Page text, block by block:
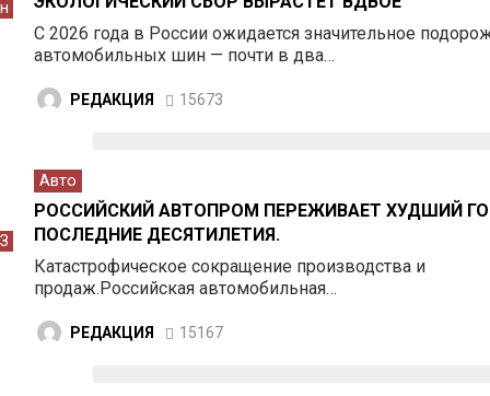
С 2026 года в России ожидается значительное
автомобильных шин — почти в два…
РЕДАКЦИЯ 15673
Авто
РОССИЙСКИЙ АВТОПРОМ ПЕРЕЖИВАЕТ ХУДШИЙ
ПОСЛЕДНИЕ ДЕСЯТИЛЕТИЯ.
Катастрофическое сокращение производства и
продаж.Российская автомобильная…
РЕДАКЦИЯ 15167